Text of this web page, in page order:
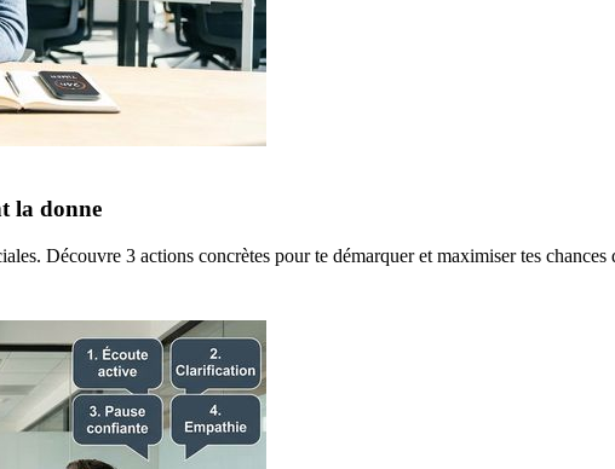
la donne
Découvre 3 actions concrètes pour te démarquer et maximiser tes chances